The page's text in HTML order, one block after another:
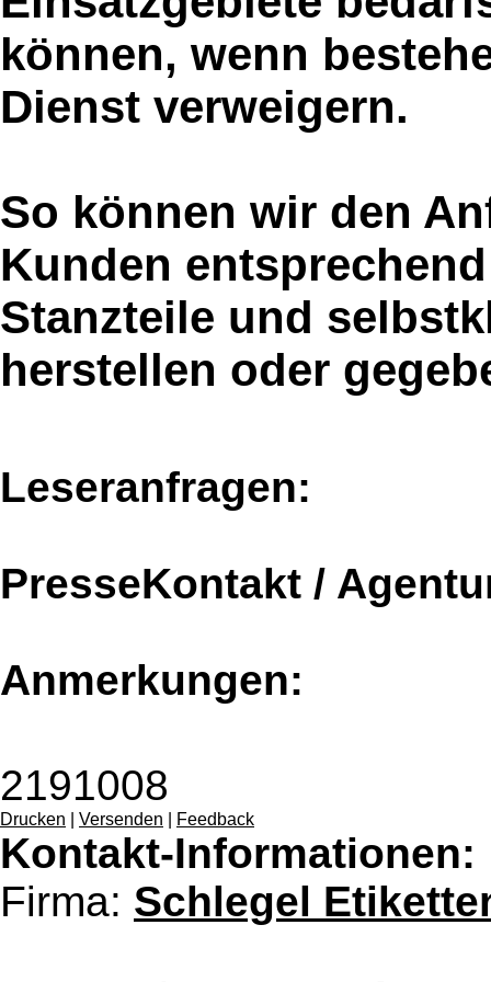
können, wenn
Dienst verweigern.
So können wir den
Kunden
Stanzteile und
herstellen oder
Leseranfragen:
PresseKontakt /
Anmerkungen:
2191008
Drucken Versenden Feedback
Kontakt-Informationen:
Firma: Schlegel